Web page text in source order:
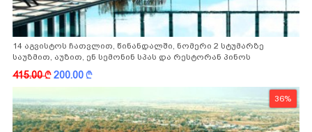
14 აგვისტოს ჩათვლით, წინანდალში, ნომერი 2 სტუმარზე
საუზმით, აუზით, ენ სემონინ სპას და რესტორან პინოს
ფასდაკლებით
415.00k200.00k
36%